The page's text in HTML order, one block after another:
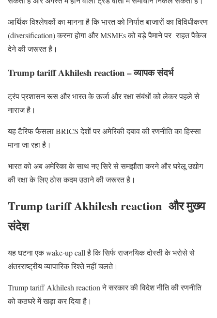
आर्थिक विश्लेषकों का मानना है कि भारत को निर्यात बाजारों का विविधीकरण
(diversification) करना होगा और MSMEs को बड़े पैमाने पर राहत पैकेज
देने की जरूरत है।
Trump tariff Akhilesh reaction – व्यापक संदर्भ
ट्रंप प्रशासन रूस और भारत के ऊर्जा और रक्षा संबंधों को लेकर पहले से
नाराज है।
यह टैरिफ फैसला BRICS देशों पर अमेरिकी दबाव की रणनीति का हिस्सा
माना जा रहा है।
भारत को अब अमेरिका के साथ नए सिरे से समझौता करने और घरेलू उद्योग
की रक्षा के लिए ठोस कदम उठाने की जरूरत है।
Trump tariff Akhilesh reaction और मुख्य
संदेश
यह घटना एक wake‑up call है कि सिर्फ राजनयिक दोस्ती के भरोसे से
अंतरराष्ट्रीय व्यापारिक रिश्ते नहीं चलते।
Trump tariff Akhilesh reaction ने सरकार की विदेश नीति की रणनीति
को कठघरे में खड़ा कर दिया है।